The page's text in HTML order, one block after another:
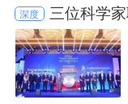
深度
三位科学
00亿